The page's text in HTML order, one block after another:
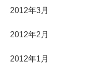
2012年3月
2012年2月
2012年1月